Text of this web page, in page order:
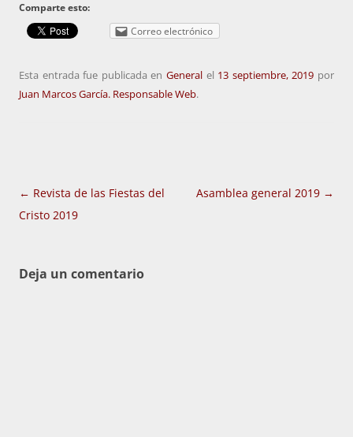
Comparte esto:
Correo electrónico
Esta entrada fue publicada en General el 13 septiembre, 2019 por
Juan Marcos García. Responsable Web.
Navegación
de
← Revista de las Fiestas del
Cristo 2019
Asamblea general 2019 →
Deja un comentario